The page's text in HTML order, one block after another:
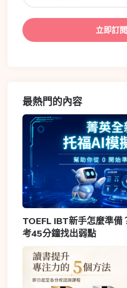
最熱門的內容
TOEFL IBT新手怎麼準備
考45分鐘找出弱點